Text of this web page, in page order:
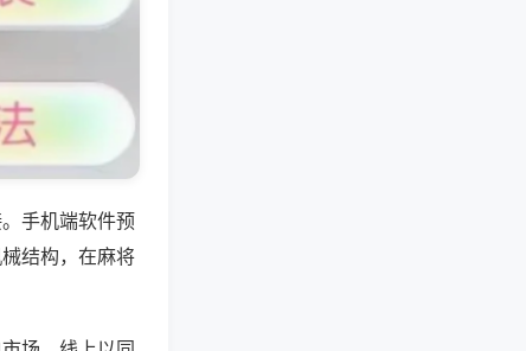
手机端软件预
结构，在麻将